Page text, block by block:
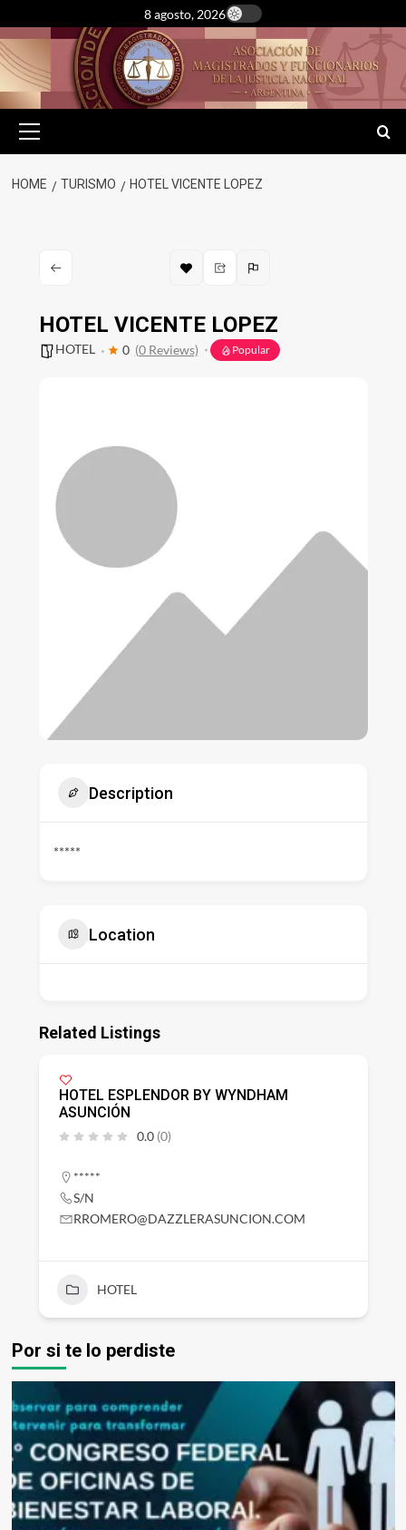
to
content
8 agosto, 2026
Menu
HOME TURISMO HOTEL VICENTE LOPEZ
HOTEL VICENTE LOPEZ
HOTEL 0 (0 Reviews) Popular
Description
*****
Location
Related Listings
HOTEL ESPLENDOR BY WYNDHAM
ASUNCIÓN
0.0 (0)
*****
S/N
RROMERO@DAZZLERASUNCION.COM
HOTEL
Por si te lo perdiste